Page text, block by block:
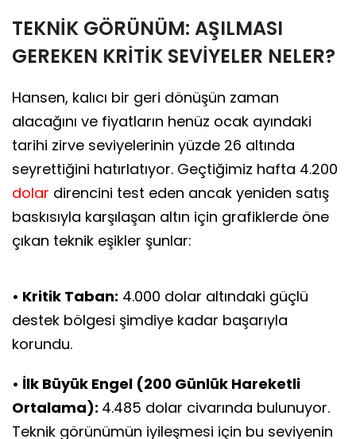
TEKNİK GÖRÜNÜM: AŞILMASI
GEREKEN KRİTİK SEVİYELER NELER?
Hansen, kalıcı bir geri dönüşün zaman
alacağını ve fiyatların henüz ocak ayındaki
tarihi zirve seviyelerinin yüzde 26 altında
seyrettiğini hatırlatıyor. Geçtiğimiz hafta 4.200
dolar direncini test eden ancak yeniden satış
baskısıyla karşılaşan altın için grafiklerde öne
çıkan teknik eşikler şunlar:
• Kritik Taban: 4.000 dolar altındaki güçlü
destek bölgesi şimdiye kadar başarıyla
korundu.
• İlk Büyük Engel (200 Günlük Hareketli
Ortalama): 4.485 dolar civarında bulunuyor.
Teknik görünümün iyileşmesi için bu seviyenin